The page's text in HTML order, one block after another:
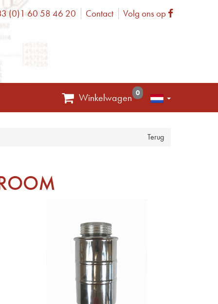
(0)1 60 58 46 20 Contact Volg ons op Facebook
Winkelwagen 0
Terug